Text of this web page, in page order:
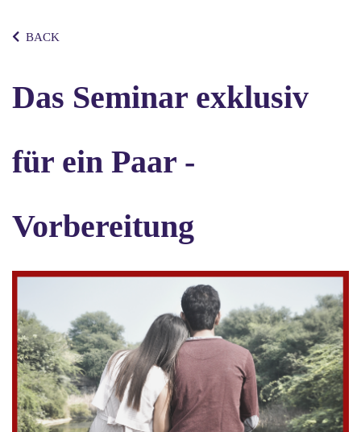
BACK
Das Seminar exklusiv
für ein Paar -
Vorbereitung